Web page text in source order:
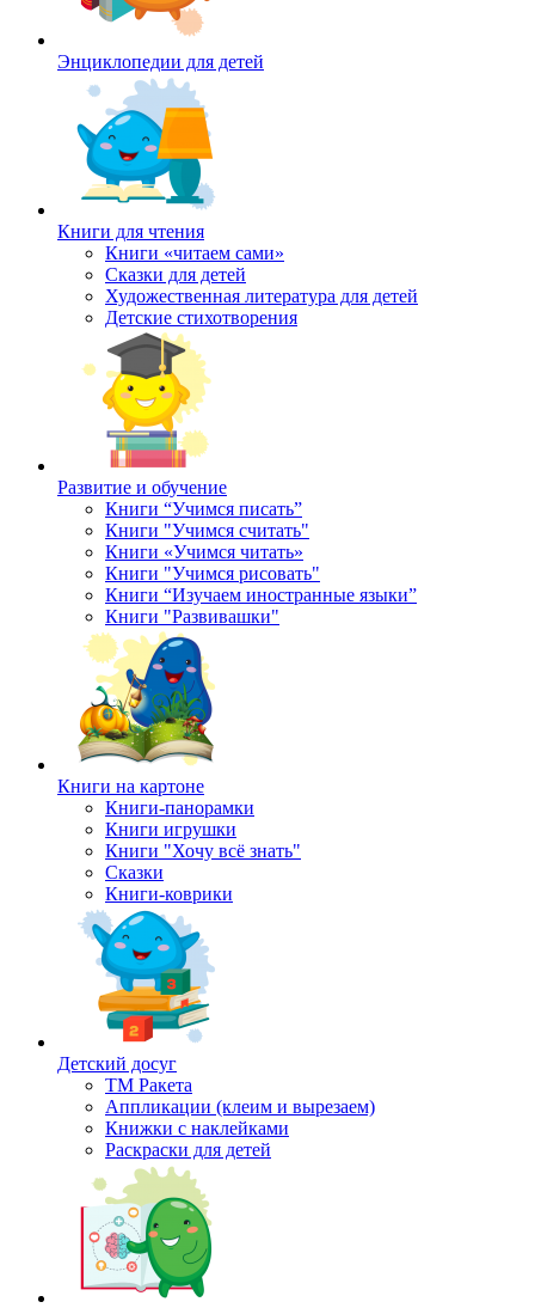
Энциклопедии для детей
Книги для чтения
Книги «читаем сами»
Сказки для детей
Художественная литература для детей
Детские стихотворения
Развитие и обучение
Книги “Учимся писать”
Книги "Учимся считать"
Книги «Учимся читать»
Книги "Учимся рисовать"
Книги “Изучаем иностранные языки”
Книги "Развивашки"
Книги на картоне
Книги-панорамки
Книги игрушки
Книги "Хочу всё знать"
Сказки
Книги-коврики
Детский досуг
ТМ Ракета
Аппликации (клеим и вырезаем)
Книжки с наклейками
Раскраски для детей